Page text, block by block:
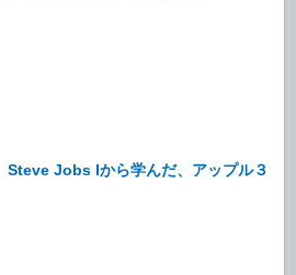
Steve Jobs Iから学んだ、アップル３